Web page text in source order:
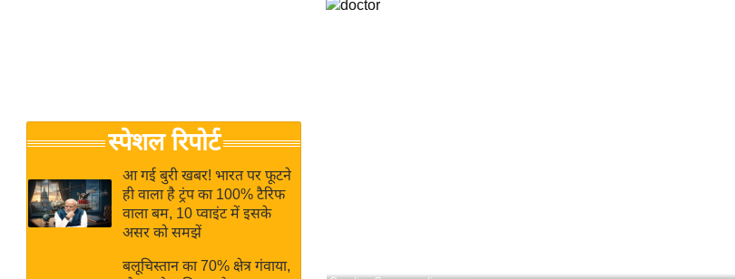
Breaking
News in
Hindi
Hindi
जगत
राय
बजट
स्पेशल रिपोर्ट
आ गई बुरी खबर! भारत पर फूटने
ही वाला है ट्रंप का 100% टैरिफ
वाला बम, 10 प्वाइंट में इसके
असर को समझें
बलूचिस्तान का 70% क्षेत्र गंवाया,